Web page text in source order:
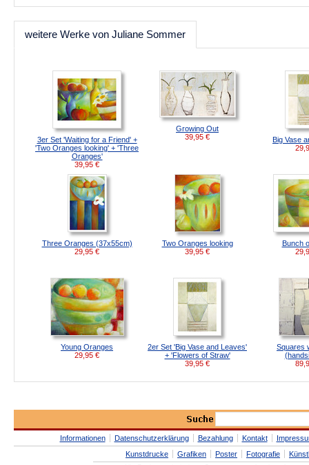
weitere Werke von Juliane Sommer
3er Set 'Waiting for a Friend' +
'Two Oranges looking' + 'Three
Oranges'
39,95 €
Growing Out
39,95 €
Big Vase
Three Oranges (37x55cm)
29,95 €
Two Oranges looking
39,95 €
Bunch
Young Oranges
29,95 €
2er Set 'Big Vase and Leaves'
+ 'Flowers of Straw'
39,95 €
Squares
Informationen Datenschutzerklärung Bezahlung Kontakt
Kunstdrucke
Grafiken Poster Fotografie